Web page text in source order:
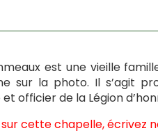
est une vieille
sur la photo. Il s’agit
officier de la Légion
cette chapelle, écrivez